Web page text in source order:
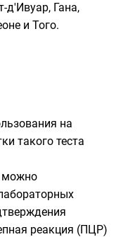
д'Ивуар, Гана,
и Того.
на
такого теста
можно
реакция (ПЦР)